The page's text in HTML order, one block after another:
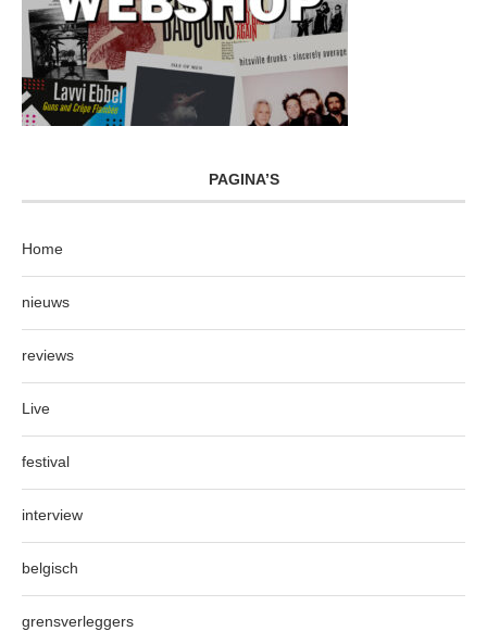
PAGINA’S
Home
nieuws
reviews
Live
festival
interview
belgisch
grensverleggers